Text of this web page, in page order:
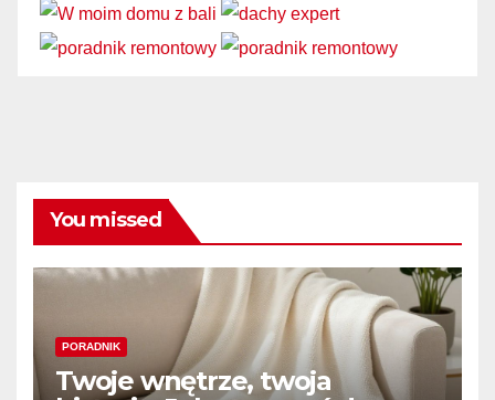
You missed
PORADNIK
Twoje wnętrze, twoja